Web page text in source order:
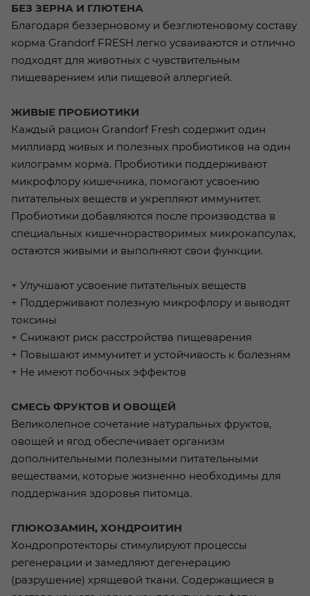
БЕЗ ЗЕРНА И ГЛЮТЕНА
Благодаря беззерновому и безглютеновому составу
корма Grandorf FRESH легко усваиваются и отлично
подходят для животных с чувствительным
пищеварением или пищевой аллергией.
ЖИВЫЕ ПРОБИОТИКИ
Каждый рацион Grandorf Fresh содержит один
миллиард живых и полезных пробиотиков на один
килограмм корма. Пробиотики поддерживают
микрофлору кишечника, помогают усвоению
питательных веществ и укрепляют иммунитет.
Пробиотики добавляются после производства в
специальных кишечнорастворимых микрокапсулах,
остаются живыми и выполняют свои функции.
+ Улучшают усвоение питательных веществ
+ Поддерживают полезную микрофлору и выводят
токсины
+ Снижают риск расстройства пищеварения
+ Повышают иммунитет и устойчивость к болезням
+ Не имеют побочных эффектов
СМЕСЬ ФРУКТОВ И ОВОЩЕЙ
Великолепное сочетание натуральных фруктов,
овощей и ягод обеспечивает организм
дополнительными полезными питательными
веществами, которые жизненно необходимы для
поддержания здоровья питомца.
ГЛЮКОЗАМИН, ХОНДРОИТИН
Хондропротекторы стимулируют процессы
регенерации и замедляют дегенерацию
(разрушение) хрящевой ткани. Содержащиеся в